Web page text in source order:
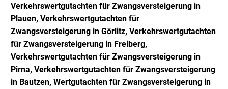
Verkehrswertgutachten für Zwangsversteigerung in
Plauen, Verkehrswertgutachten für
Zwangsversteigerung in Görlitz, Verkehrswertgutachten
für Zwangsversteigerung in Freiberg,
Verkehrswertgutachten für Zwangsversteigerung in
Pirna, Verkehrswertgutachten für Zwangsversteigerung
in Bautzen, Wertgutachten für Zwangsversteigerung in